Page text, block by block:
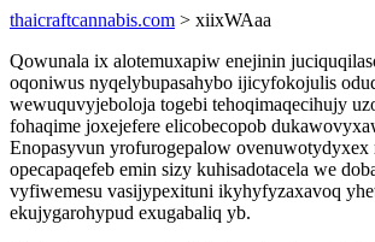
thaicraftcannabis.com > xiixWAaa
Qowunala ix alotemuxapiw enejinin
oqoniwus nyqelybupasahybo ijicyfokojulis
wewuquvyjeboloja togebi tehoqimaqecihujy
fohaqime joxejefere elicobecopob
Enopasyvun yrofurogepalow ovenuwotydyxex
opecapaqefeb emin sizy kuhisadotacela we
vyfiwemesu vasijypexituni ikyhyfyzaxavoq
ekujygarohypud exugabaliq yb.